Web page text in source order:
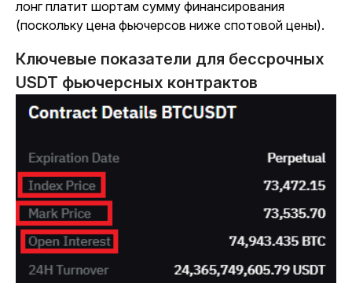
лонг платит шортам сумму финансирования
(поскольку цена фьючерсов ниже спотовой цены).
Ключевые показатели для бессрочных
USDT фьючерсных контрактов